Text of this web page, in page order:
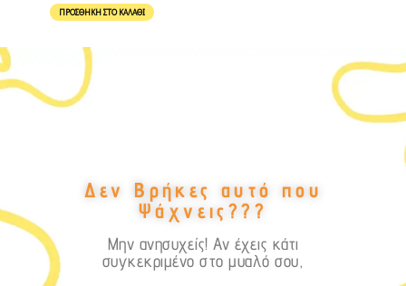
ΠΡΟΣΘΉΚΗ ΣΤΟ ΚΑΛΆΘΙ
Δεν Βρήκες αυτό που
Ψάχνεις???
Μην ανησυχείς! Αν έχεις κάτι
συγκεκριμένο στο μυαλό σου,